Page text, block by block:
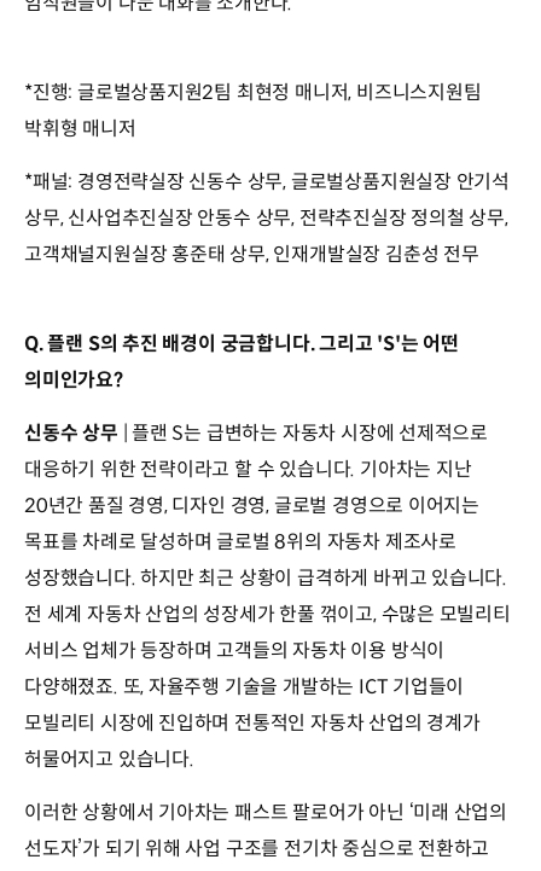
*진행: 글로벌상품지원2팀 최현정 매니저, 비즈니스지원팀
박휘형 매니저
*패널: 경영전략실장 신동수 상무, 글로벌상품지원실장 안기석
상무, 신사업추진실장 안동수 상무, 전략추진실장 정의철 상무,
고객채널지원실장 홍준태 상무, 인재개발실장 김춘성 전무
Q. 플랜 S의 추진 배경이 궁금합니다. 그리고 'S'는 어떤
의미인가요?
신동수 상무 | 플랜 S는 급변하는 자동차 시장에 선제적으로
대응하기 위한 전략이라고 할 수 있습니다. 기아차는 지난
20년간 품질 경영, 디자인 경영, 글로벌 경영으로 이어지는
목표를 차례로 달성하며 글로벌 8위의 자동차 제조사로
성장했습니다. 하지만 최근 상황이 급격하게 바뀌고 있습니다.
전 세계 자동차 산업의 성장세가 한풀 꺾이고, 수많은 모빌리티
서비스 업체가 등장하며 고객들의 자동차 이용 방식이
다양해졌죠. 또, 자율주행 기술을 개발하는 ICT 기업들이
모빌리티 시장에 진입하며 전통적인 자동차 산업의 경계가
허물어지고 있습니다.
이러한 상황에서 기아차는 패스트 팔로어가 아닌 ‘미래 산업의
선도자’가 되기 위해 사업 구조를 전기차 중심으로 전환하고